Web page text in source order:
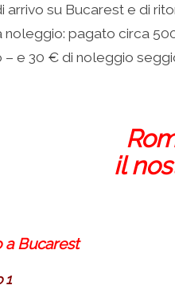
arrivo su Bucarest e di
noleggio: pagato circa
– e 30 € di noleggio
il
a Bucarest
1